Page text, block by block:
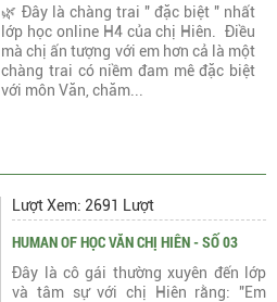
🌿 Đây là chàng trai " đặc biệt " nhất
lớp học online H4 của chị Hiên. Điều
mà chị ấn tượng với em hơn cả là một
chàng trai có niềm đam mê đặc biệt
với môn Văn, chăm...
Lượt Xem: 2691 Lượt
HUMAN OF HỌC VĂN CHỊ HIÊN - SỐ 03
Đây là cô gái thường xuyên đến lớp
và tâm sự với chị Hiên rằng: "Em